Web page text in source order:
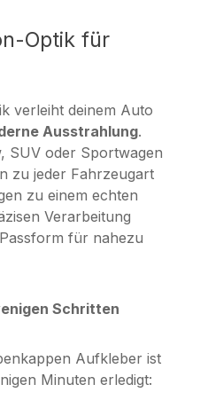
Optik für
verleiht deinem Auto
Ausstrahlung.
SUV oder Sportwagen
zu jeder Fahrzeugart
zu einem echten
Verarbeitung
für nahezu
Schritten
Aufkleber ist
Minuten erledigt: